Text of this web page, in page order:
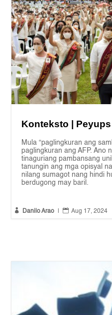
Konteksto | Peyups
Mula “paglingkuran ang
paglingkuran ang AFP. Ano
tinaguriang pambansang
tanungin ang mga opisyal
nilang sumagot nang hindi
berdugong may baril.
 Danilo Arao  Aug 17, 2024